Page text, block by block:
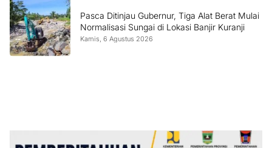
Pasca Ditinjau Gubernur, Tiga Alat Berat Mulai
Normalisasi Sungai di Lokasi Banjir Kuranji
Kamis, 6 Agustus 2026